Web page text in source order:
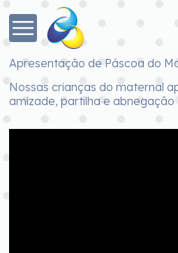
Apresentação de Páscoa do
Nossas crianças do maternal
amizade, partilha e abnegação